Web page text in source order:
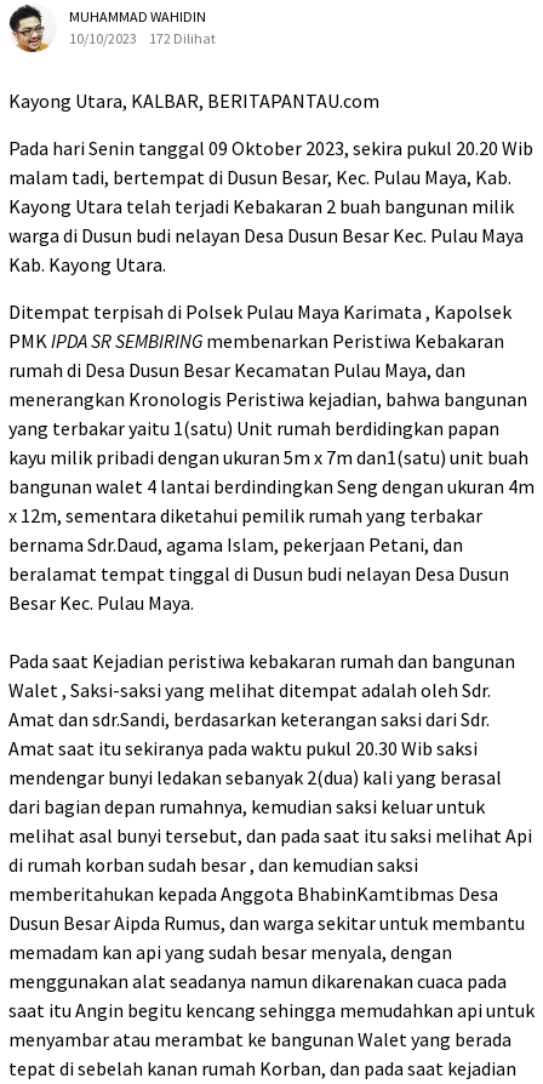
MUHAMMAD WAHIDIN
10/10/2023
172 Dilihat
Kayong Utara, KALBAR, BERITAPANTAU.com
Pada hari Senin tanggal 09 Oktober 2023, sekira pukul 20.20 Wib
malam tadi, bertempat di Dusun Besar, Kec. Pulau Maya, Kab.
Kayong Utara telah terjadi Kebakaran 2 buah bangunan milik
warga di Dusun budi nelayan Desa Dusun Besar Kec. Pulau Maya
Kab. Kayong Utara.
Ditempat terpisah di Polsek Pulau Maya Karimata , Kapolsek
PMKIPDA SR SEMBIRING membenarkan Peristiwa Kebakaran
rumah di Desa Dusun Besar Kecamatan Pulau Maya, dan
menerangkan Kronologis Peristiwa kejadian, bahwa bangunan
yang terbakar yaitu 1(satu) Unit rumah berdidingkan papan
kayu milik pribadi dengan ukuran 5m x 7m dan1(satu) unit buah
bangunan walet 4 lantai berdindingkan Seng dengan ukuran 4m
x 12m, sementara diketahui pemilik rumah yang terbakar
bernama Sdr.Daud, agama Islam, pekerjaan Petani, dan
‎beralamat tempat tinggal di Dusun budi nelayan Desa Dusun
Besar Kec. Pulau Maya.
Pada saat Kejadian peristiwa kebakaran rumah dan bangunan
Walet , Saksi-saksi yang melihat ditempat adalah oleh Sdr.
Amat dan sdr.Sandi, berdasarkan keterangan saksi dari Sdr.
Amat saat itu sekiranya pada waktu pukul 20.30 Wib saksi
mendengar bunyi ledakan sebanyak 2(dua) kali yang berasal
dari bagian depan rumahnya, kemudian saksi keluar untuk
melihat asal bunyi tersebut, dan pada saat itu saksi melihat Api
di rumah korban sudah besar , dan kemudian saksi
memberitahukan kepada Anggota BhabinKamtibmas Desa
Dusun Besar Aipda Rumus, dan warga sekitar untuk membantu
memadam kan api yang sudah besar menyala, dengan
menggunakan alat seadanya namun dikarenakan cuaca pada
saat itu Angin begitu kencang sehingga memudahkan api untuk
menyambar atau merambat ke bangunan Walet yang berada
tepat di sebelah kanan rumah Korban, dan pada saat kejadian